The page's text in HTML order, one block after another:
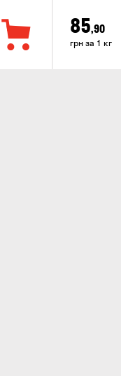
85,90
грн за 1 кг